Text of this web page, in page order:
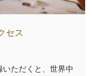
セス
いただくと、世界中